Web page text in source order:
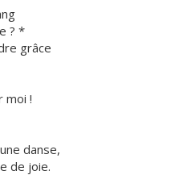
? *
grâce
moi !
danse,
de joie.